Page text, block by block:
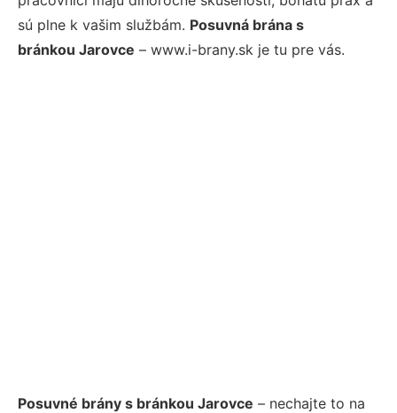
sú plne k vašim službám. Posuvná brána s
bránkou Jarovce – www.i-brany.sk je tu pre vás.
Posuvné brány s bránkou Jarovce – nechajte to na